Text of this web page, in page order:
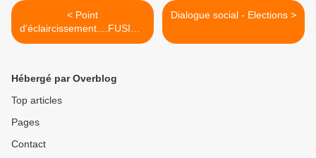
< Point
d'éclaircissement....FUSION
....
Dialogue social - Elections >
Hébergé par Overblog
Top articles
Pages
Contact